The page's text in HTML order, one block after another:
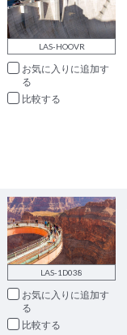
LAS-HOOVR
お気に入りに追加
比較
LAS-1D038
お気に入りに追加
比較